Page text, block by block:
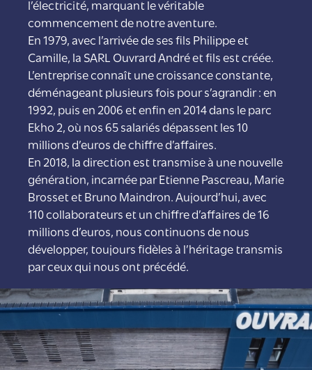
l’électricité, marquant le véritable
commencement de notre aventure.
En 1979, avec l’arrivée de ses fils Philippe et
Camille, la SARL Ouvrard André et fils est créée.
L’entreprise connaît une croissance constante,
déménageant plusieurs fois pour s’agrandir : en
1992, puis en 2006 et enfin en 2014 dans le parc
Ekho 2, où nos 65 salariés dépassent les 10
millions d’euros de chiffre d’affaires.
En 2018, la direction est transmise à une nouvelle
génération, incarnée par Etienne Pascreau, Marie
Brosset et Bruno Maindron. Aujourd’hui, avec
110 collaborateurs et un chiffre d’affaires de 16
millions d’euros, nous continuons de nous
développer, toujours fidèles à l’héritage transmis
par ceux qui nous ont précédé.